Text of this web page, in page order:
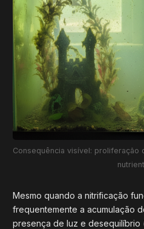
Consequência visível:
Mesmo quando a nitrificação
frequentemente a acumulação
presença de luz e desequilíbrio